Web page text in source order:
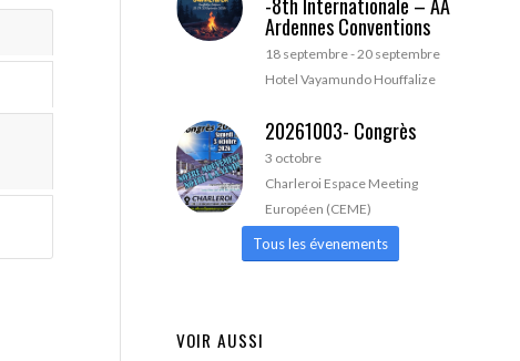
Ardennes Conventions
18 septembre-20 septembre
Hotel Vayamundo Houffalize
20261003- Congrès
3 octobre
Charleroi Espace Meeting
Européen (CEME)
Tous les évenements
VOIR AUSSI